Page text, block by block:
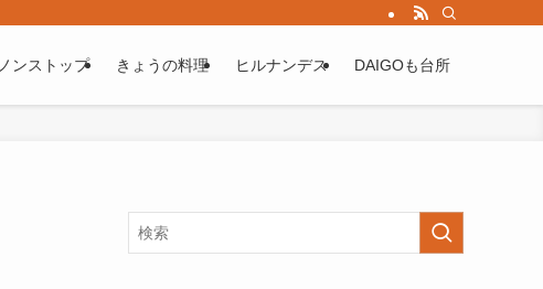
ノンストップ きょうの料理 ヒルナンデス DAIGOも台所